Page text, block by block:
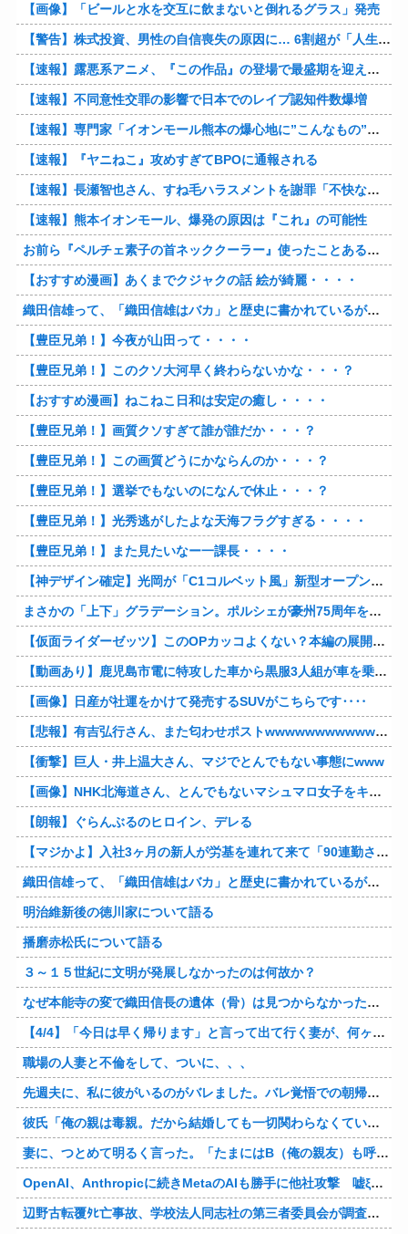
【画像】「ビールと水を交互に飲まないと倒れるグラス」発売
【警告】株式投資、男性の自信喪失の原因に… 6割超が「人生の敗者」自認
【速報】露悪系アニメ、『この作品』の登場で最盛期を迎えてしまう…
【速報】不同意性交罪の影響で日本でのレイプ認知件数爆増
【速報】専門家「イオンモール熊本の爆心地に”こんなもの”があったんだけど…」
【速報】『ヤニねこ』攻めすぎてBPOに通報される
【速報】長瀬智也さん、すね毛ハラスメントを謝罪「不快な思いをさせて申し訳ありませんでした」
【速報】熊本イオンモール、爆発の原因は『これ』の可能性
お前ら『ペルチェ素子の首ネッククーラー』使ったことあるか？
【おすすめ漫画】あくまでクジャクの話 絵が綺麗・・・・
織田信雄って、「織田信雄はバカ」と歴史に書かれているが今まで家が残っているんでバカではないよな？
【豊臣兄弟！】今夜が山田って・・・・
【豊臣兄弟！】このクソ大河早く終わらないかな・・・？
【おすすめ漫画】ねこねこ日和は安定の癒し・・・・
【豊臣兄弟！】画質クソすぎて誰が誰だか・・・？
【豊臣兄弟！】この画質どうにかならんのか・・・？
【豊臣兄弟！】選挙でもないのになんで休止・・・？
【豊臣兄弟！】光秀逃がしたよな天海フラグすぎる・・・・
【豊臣兄弟！】また見たいなー一課長・・・・
【神デザイン確定】光岡が「C1コルベット風」新型オープンカーの最新ティーザー画像を公開、マツダ・ロードスターの信頼性にレトロな外観がドッキング
まさかの「上下」グラデーション。ポルシェが豪州75周年を祝う特別モデル「911 Turbo S Land Down Under」を発表、1951年の「見果てぬ夢」が内外装に再現
【仮面ライダーゼッツ】このOPカッコよくない？本編の展開ちゃんと反映してて完成度高いし
【動画あり】鹿児島市電に特攻した車から黒服3人組が車を乗り捨てて逃走
【画像】日産が社運をかけて発売するSUVがこちらです‥‥
【悲報】有吉弘行さん、また匂わせポストwwwwwwwwwwwwwwww
【衝撃】巨人・井上温大さん、マジでとんでもない事態にwww
【画像】NHK北海道さん、とんでもないマシュマロ女子をキャスターに起用してしまうwwwwwwww
【朗報】ぐらんぶるのヒロイン、デレる
【マジかよ】入社3ヶ月の新人が労基を連れて来て「90連勤させられました」「労働基準法違反です」→俺「彼は30連休中ですが?」
織田信雄って、「織田信雄はバカ」と歴史に書かれているが今まで家が残っているんでバカではないよな？
明治維新後の徳川家について語る
播磨赤松氏について語る
３～１５世紀に文明が発展しなかったのは何故か？
なぜ本能寺の変で織田信長の遺体（骨）は見つからなかったのか
【4/4】「今日は早く帰ります」と言って出て行く妻が、何ヶ月ぶりだろう、見送る私に振り返って手を振っている。罪のなせる気持ちの表れなのか。今日の午後調査員から連絡が入る…
職場の人妻と不倫をして、ついに、、、
先週夫に、私に彼がいるのがバレました。バレ覚悟での朝帰りでしたが・・・ 私は意志を持って彼に抱かれました。その時にはもう結婚生活を終わりにする覚悟が出来ていました。
彼氏「俺の親は毒親。だから結婚しても一切関わらなくていい」私「うん」彼氏「そのかわり俺もお前の親と一切関わらない。結婚の挨拶にも行かない」私「えっ」
妻に、つとめて明るく言った。「たまにはB（俺の親友）も呼んで家で鍋でもしようか。」妻は箸を持つ手をブルブル震わせながら「何でBさんなの？」と。お前の浮気相手だからだよ！！
OpenAI、Anthropicに続きMetaのAIも勝手に他社攻撃 嘘ξけど何これ流行ってんの？
辺野古転覆ﾀﾋ亡事故、学校法人同志社の第三者委員会が調査報告書を公表 … 安全配慮義務違反や安全管理に関する検証を妨げた組織風土の存在を指摘